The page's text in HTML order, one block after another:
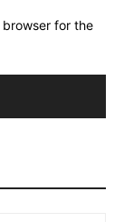
browser for the